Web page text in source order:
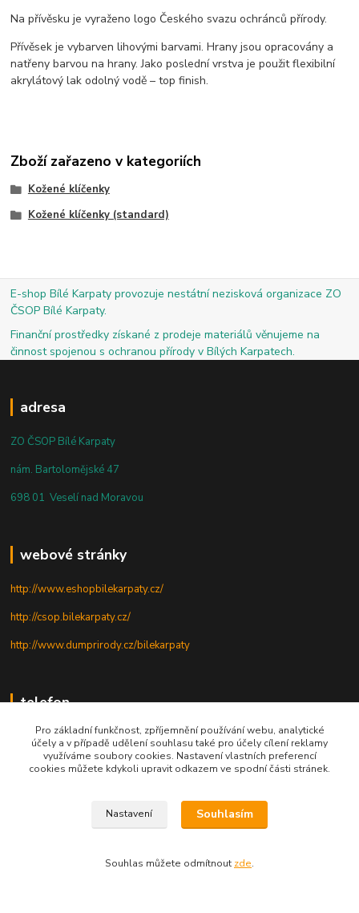
Na přívěsku je vyraženo logo Českého svazu ochránců přírody.
Přívěsek je vybarven lihovými barvami. Hrany jsou opracovány a
natřeny barvou na hrany. Jako poslední vrstva je použit flexibilní
akrylátový lak odolný vodě – top finish.
Zboží zařazeno v kategoriích
Kožené klíčenky
Kožené klíčenky (standard)
E-shop Bílé Karpaty provozuje nestátní nezisková organizace ZO
ČSOP Bílé Karpaty.
Finanční prostředky získané z prodeje materiálů věnujeme na
činnost spojenou s ochranou přírody v Bílých Karpatech.
adresa
ZO ČSOP Bílé Karpaty
nám. Bartolomějské 47
698 01 Veselí nad Moravou
webové stránky
http://www.eshopbilekarpaty.cz/
http://csop.bilekarpaty.cz/
http://www.dumprirody.cz/bilekarpaty
telefon
+420 725 437 882
+420 727 880 789
Pro základní funkčnost, zpříjemnění používání webu, analytické
účely a v případě udělení souhlasu také pro účely cílení reklamy
využíváme soubory cookies. Nastavení vlastních preferencí
cookies můžete kdykoli upravit odkazem ve spodní části stránek.
Nastavení Souhlasím
Souhlas můžete odmítnout zde.